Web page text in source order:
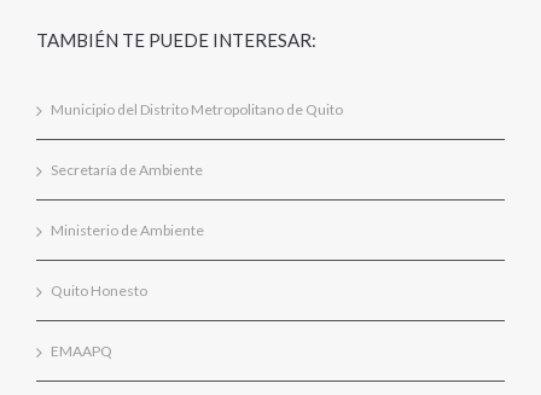
TAMBIÉN TE PUEDE INTERESAR:
Municipio del Distrito Metropolitano de Quito
Secretaría de Ambiente
Ministerio de Ambiente
Quito Honesto
EMAAPQ